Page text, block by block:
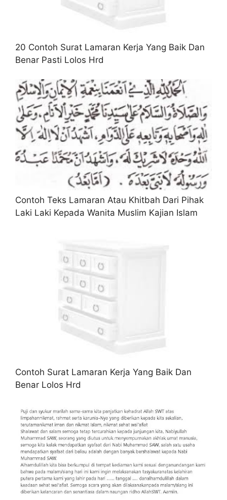
20 Contoh Surat Lamaran Kerja Yang Baik Dan
Benar Pasti Lolos Hrd
Contoh Teks Lamaran Atau Khitbah Dari Pihak
Laki Laki Kepada Wanita Muslim Kajian Islam
Contoh Surat Lamaran Kerja Yang Baik Dan
Benar Lolos Hrd